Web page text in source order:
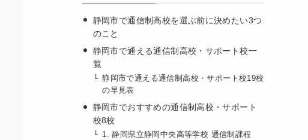
静岡市で通信制高校を選ぶ前に決めたい3つ
のこと
静岡市で通える通信制高校・サポート校一
覧
静岡市で通える通信制高校・サポート校19校
の早見表
静岡市でおすすめの通信制高校・サポート
校8校
1. 静岡県立静岡中央高等学校 通信制課程